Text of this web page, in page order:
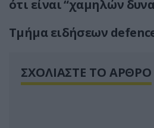
ότι είναι “χαμηλών
Τμήμα ειδήσεων
ΣΧΟΛΙΑΣΤΕ ΤΟ ΑΡΘΡΟ